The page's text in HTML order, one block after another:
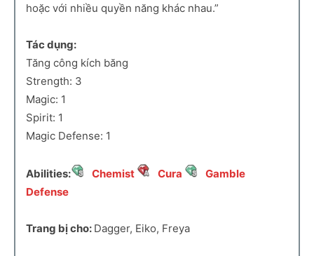
hoặc với nhiều quyền năng khác nhau.”
Tác dụng:
Tăng công kích băng
Strength: 3
Magic: 1
Spirit: 1
Magic Defense: 1
Abilities: Chemist Cura
Gamble
Defense
Trang bị cho: Dagger, Eiko, Freya